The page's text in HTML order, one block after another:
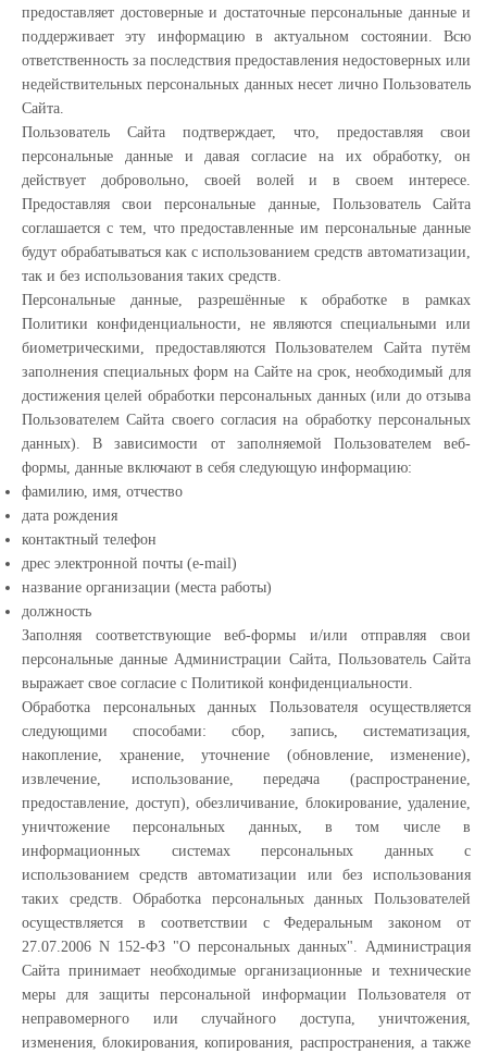
предоставляет достоверные и достаточные персональные данные и
поддерживает эту информацию в актуальном состоянии. Всю
ответственность за последствия предоставления недостоверных или
недействительных персональных данных несет лично Пользователь
Сайта.
Пользователь Сайта подтверждает, что, предоставляя свои
персональные данные и давая согласие на их обработку, он
действует добровольно, своей волей и в своем интересе.
Предоставляя свои персональные данные, Пользователь Сайта
соглашается с тем, что предоставленные им персональные данные
будут обрабатываться как с использованием средств автоматизации,
так и без использования таких средств.
Персональные данные, разрешённые к обработке в рамках
Политики конфиденциальности, не являются специальными или
биометрическими, предоставляются Пользователем Сайта путём
заполнения специальных форм на Сайте на срок, необходимый для
достижения целей обработки персональных данных (или до отзыва
Пользователем Сайта своего согласия на обработку персональных
данных). В зависимости от заполняемой Пользователем веб-
формы, данные включают в себя следующую информацию:
фамилию, имя, отчество
дата рождения
контактный телефон
дрес электронной почты (e-mail)
название организации (места работы)
должность
Заполняя соответствующие веб-формы и/или отправляя свои
персональные данные Администрации Сайта, Пользователь Сайта
выражает свое согласие с Политикой конфиденциальности.
Обработка персональных данных Пользователя осуществляется
следующими способами: сбор, запись, систематизация,
накопление, хранение, уточнение (обновление, изменение),
извлечение, использование, передача (распространение,
предоставление, доступ), обезличивание, блокирование, удаление,
уничтожение персональных данных, в том числе в
информационных системах персональных данных с
использованием средств автоматизации или без использования
таких средств. Обработка персональных данных Пользователей
осуществляется в соответствии с Федеральным законом от
27.07.2006 N 152-ФЗ "О персональных данных". Администрация
Сайта принимает необходимые организационные и технические
меры для защиты персональной информации Пользователя от
неправомерного или случайного доступа, уничтожения,
изменения, блокирования, копирования, распространения, а также